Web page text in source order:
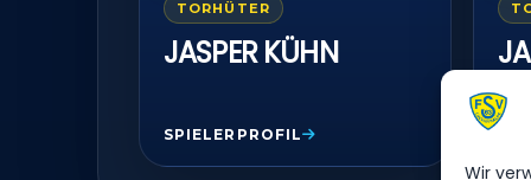
Wir
TORHÜTER
JASPER KÜHN
SPIELERPROFIL